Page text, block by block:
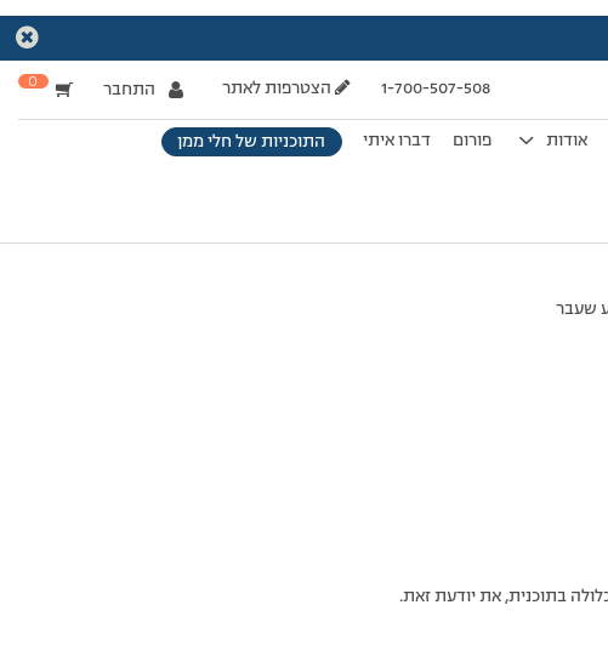
1-700-507-508 הצטרפות לאתר התחבר 0
אודות פורום דברו איתי התוכניות של חלי ממן
שעבר